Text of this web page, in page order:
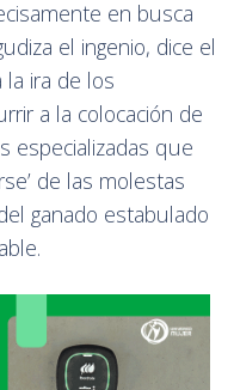
en busca
el ingenio, dice el
la ira de los
a la colocación de
especializadas que
de las molestas
ganado estabulado